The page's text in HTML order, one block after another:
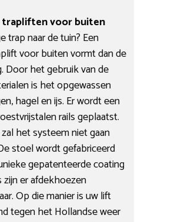
trapliften voor buiten
trap naar de tuin? Een
voor buiten vormt dan de
Door het gebruik van de
is het opgewassen
hagel en ijs. Er wordt een
rails geplaatst.
het systeem niet gaan
stoel wordt gefabriceerd
gepatenteerde coating
zijn er afdekhoezen
Op die manier is uw lift
tegen het Hollandse weer